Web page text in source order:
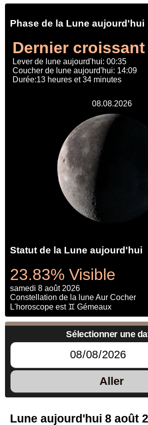
Phase de la Lune aujourd'hui
Dernier croissant
Lever de lune aujourd'hui: 00:35
Coucher de lune aujourd'hui: 14:09
Durée:13 heures et 34 minutes
08.08.2026
Statut de la Lune aujourd'hui
23.83% Visible
samedi 8 août 2026
Constellation de la lune Aur Cocher
L'horoscope est ♊ Gémeaux
Sélectionner une
Aller
Lune aujourd'hui 8 août